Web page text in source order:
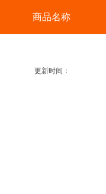
商品名称
更新时间：